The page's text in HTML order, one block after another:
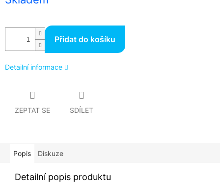
Přidat do košíku
Detailní informace
ZEPTAT SE SDÍLET
Popis Diskuze
Detailní popis produktu